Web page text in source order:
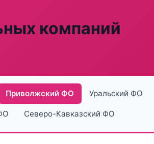
компаний
Приволжский ФО Уральский ФО
Северо-Кавказский ФО